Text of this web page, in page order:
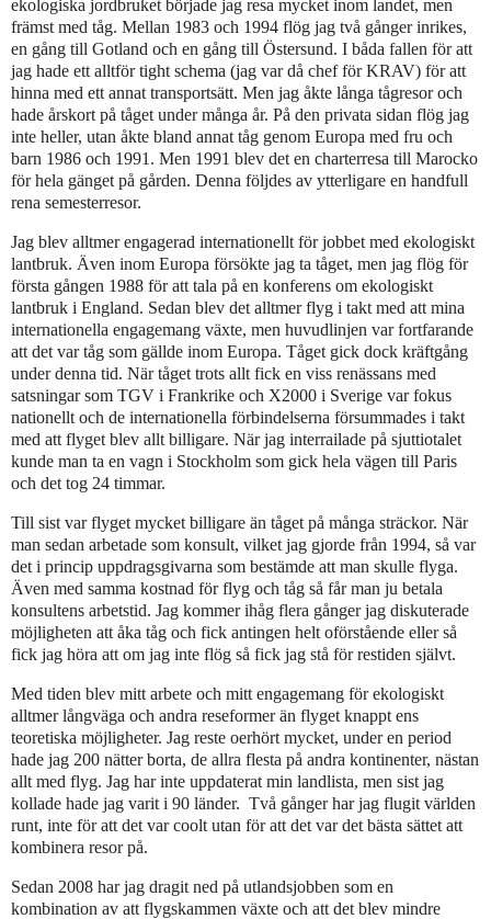
ekologiska jordbruket började jag resa mycket inom landet, men
främst med tåg. Mellan 1983 och 1994 flög jag två gånger inrikes,
en gång till Gotland och en gång till Östersund. I båda fallen för att
jag hade ett alltför tight schema (jag var då chef för KRAV) för att
hinna med ett annat transportsätt. Men jag åkte långa tågresor och
hade årskort på tåget under många år. På den privata sidan flög jag
inte heller, utan åkte bland annat tåg genom Europa med fru och
barn 1986 och 1991. Men 1991 blev det en charterresa till Marocko
för hela gänget på gården. Denna följdes av ytterligare en handfull
rena semesterresor.
Jag blev alltmer engagerad internationellt för jobbet med ekologiskt
lantbruk. Även inom Europa försökte jag ta tåget, men jag flög för
första gången 1988 för att tala på en konferens om ekologiskt
lantbruk i England. Sedan blev det alltmer flyg i takt med att mina
internationella engagemang växte, men huvudlinjen var fortfarande
att det var tåg som gällde inom Europa. Tåget gick dock kräftgång
under denna tid. När tåget trots allt fick en viss renässans med
satsningar som TGV i Frankrike och X2000 i Sverige var fokus
nationellt och de internationella förbindelserna försummades i takt
med att flyget blev allt billigare. När jag interrailade på sjuttiotalet
kunde man ta en vagn i Stockholm som gick hela vägen till Paris
och det tog 24 timmar.
Till sist var flyget mycket billigare än tåget på många sträckor. När
man sedan arbetade som konsult, vilket jag gjorde från 1994, så var
det i princip uppdragsgivarna som bestämde att man skulle flyga.
Även med samma kostnad för flyg och tåg så får man ju betala
konsultens arbetstid. Jag kommer ihåg flera gånger jag diskuterade
möjligheten att åka tåg och fick antingen helt oförstående eller så
fick jag höra att om jag inte flög så fick jag stå för restiden självt.
Med tiden blev mitt arbete och mitt engagemang för ekologiskt
alltmer långväga och andra reseformer än flyget knappt ens
teoretiska möjligheter. Jag reste oerhört mycket, under en period
hade jag 200 nätter borta, de allra flesta på andra kontinenter, nästan
allt med flyg. Jag har inte uppdaterat min landlista, men sist jag
kollade hade jag varit i 90 länder. Två gånger har jag flugit världen
runt, inte för att det var coolt utan för att det var det bästa sättet att
kombinera resor på.
Sedan 2008 har jag dragit ned på utlandsjobben som en
kombination av att flygskammen växte och att det blev mindre